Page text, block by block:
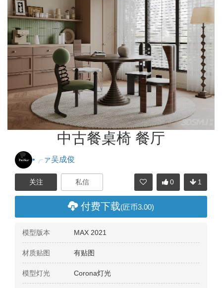
中古餐桌椅 餐厅
•╭ァ吴成俊
1
0
付费下载(匠币3.00)
模型版本 MAX 2021
材质贴图 有贴图
模型灯光 Corona灯光